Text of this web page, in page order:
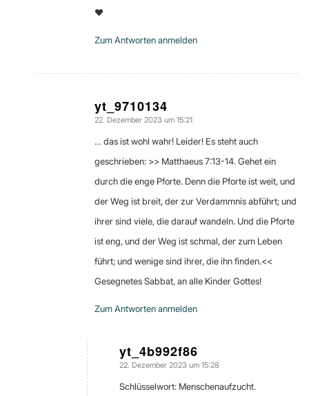
❤
Zum Antworten anmelden
yt_9710134
sagte:
22. Dezember 2023 um 15:21
… das ist wohl wahr! Leider! Es steht auch
geschrieben: >> Matthaeus 7:13-14. Gehet ein
durch die enge Pforte. Denn die Pforte ist weit, und
der Weg ist breit, der zur Verdammnis abführt; und
ihrer sind viele, die darauf wandeln. Und die Pforte
ist eng, und der Weg ist schmal, der zum Leben
führt; und wenige sind ihrer, die ihn finden.<<
Gesegnetes Sabbat, an alle Kinder Gottes!
Zum Antworten anmelden
yt_4b992f86
sagte:
22. Dezember 2023 um 15:28
Schlüsselwort: Menschenaufzucht.